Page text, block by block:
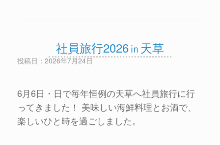
社員旅行2026㏌天草
投稿日：2026年7月24日
6月6日・日で毎年恒例の天草へ社員旅行に行
ってきました！ 美味しい海鮮料理とお酒で、
楽しいひと時を過ごしました。